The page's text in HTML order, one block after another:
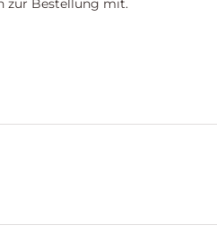
zur Bestellung mit.